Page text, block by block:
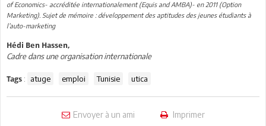
of Economics- accréditée internationalement (Equis and AMBA)- en 2011 (Option
Marketing). Sujet de mémoire : développement des aptitudes des jeunes étudiants à
l’auto-marketing
Hédi Ben Hassen,
Cadre dans une organisation internationale
Tags : atuge emploi Tunisie utica
Envoyer à un ami Imprimer